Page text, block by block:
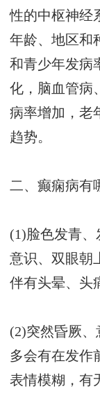
性的中枢神经
年龄、地区和
和青少年发病
化，脑血管病
病率增加，老
趋势。
二、癫痫病有
(1)脸色发青
意识、双眼朝
伴有头晕、头
(2)突然昏厥
多会有在发作
表情模糊，有